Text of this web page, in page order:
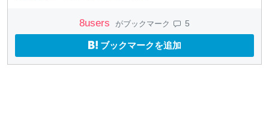
8users がブックマーク 5
ブックマークを追加